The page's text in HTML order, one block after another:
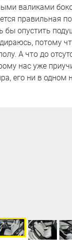
валиками
правильная
бы опустить
потому
А что до
нас уже
его ни в одном